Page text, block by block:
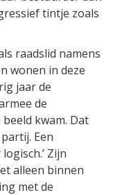
tintje zoals
raadslid namens
wonen in deze
jaar de
de
kwam. Dat
Een
Zijn
alleen binnen
met de